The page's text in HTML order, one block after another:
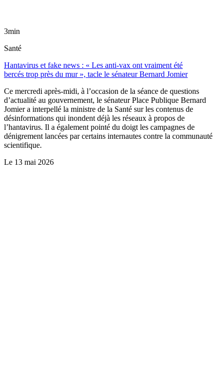
3min
Santé
Hantavirus et fake news : « Les anti-vax ont vraiment été
bercés trop près du mur », tacle le sénateur Bernard Jomier
Ce mercredi après-midi, à l’occasion de la séance de questions
d’actualité au gouvernement, le sénateur Place Publique Bernard
Jomier a interpellé la ministre de la Santé sur les contenus de
désinformations qui inondent déjà les réseaux à propos de
l’hantavirus. Il a également pointé du doigt les campagnes de
dénigrement lancées par certains internautes contre la communauté
scientifique.
Le 13 mai 2026